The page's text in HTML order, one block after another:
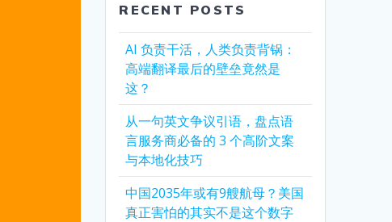
RECENT POSTS
AI 负责干活，人类负责背锅：
高端翻译最后的壁垒竟然是
这？
从一句英文争议引语，盘点语
言服务商必备的 3 个高阶文案
与本地化技巧
中国2035年或有9艘航母？美国
真正害怕的其实不是这个数字